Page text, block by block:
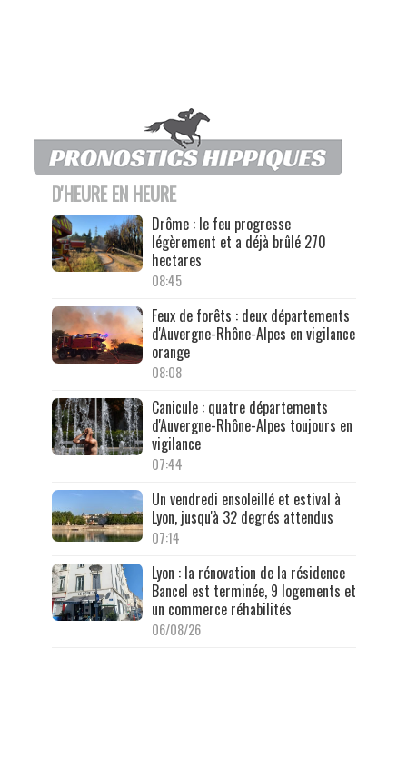
D'HEURE EN HEURE
Drôme : le feu progresse
légèrement et a déjà brûlé 270
hectares
08:45
Feux de forêts : deux départements
d'Auvergne-Rhône-Alpes en vigilance
orange
08:08
Canicule : quatre départements
d'Auvergne-Rhône-Alpes toujours en
vigilance
07:44
Un vendredi ensoleillé et estival à
Lyon, jusqu'à 32 degrés attendus
07:14
Lyon : la rénovation de la résidence
Bancel est terminée, 9 logements et
un commerce réhabilités
06/08/26